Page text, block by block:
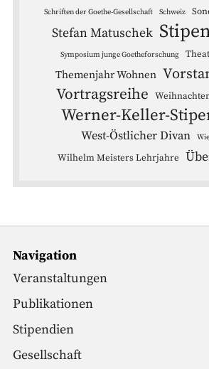
Schriften der Goethe-Gesellschaft Schweiz
Stefan Matuschek
Symposium junge Goetheforschung
Themenjahr Wohnen
Vortragsreihe
Werner-Keller-
West-Östlicher Divan
Wilhelm Meisters Lehrjahre
Navigation
Veranstaltungen
Publikationen
Stipendien
Gesellschaft